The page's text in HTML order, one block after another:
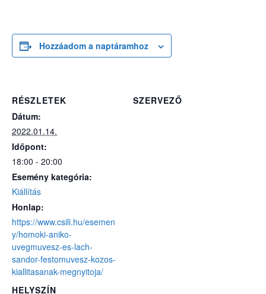
Hozzáadom a naptáramhoz
RÉSZLETEK
Dátum:
2022.01.14.
Időpont:
18:00 - 20:00
Esemény kategória:
Kiállítás
Honlap:
https://www.csili.hu/esemen
y/homoki-aniko-
uvegmuvesz-es-lach-
sandor-festomuvesz-kozos-
kiallitasanak-megnyitoja/
HELYSZÍN
SZERVEZŐ